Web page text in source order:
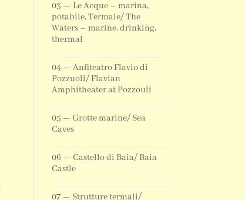
03 — Le Acque – marina,
potabile, Termale/ The
Waters – marine, drinking,
thermal
04 — Anfiteatro Flavio di
Pozzuoli/ Flavian
Amphitheater at Pozzouli
05 — Grotte marine/ Sea
Caves
06 — Castello di Baia/ Baia
Castle
07 — Strutture termali/